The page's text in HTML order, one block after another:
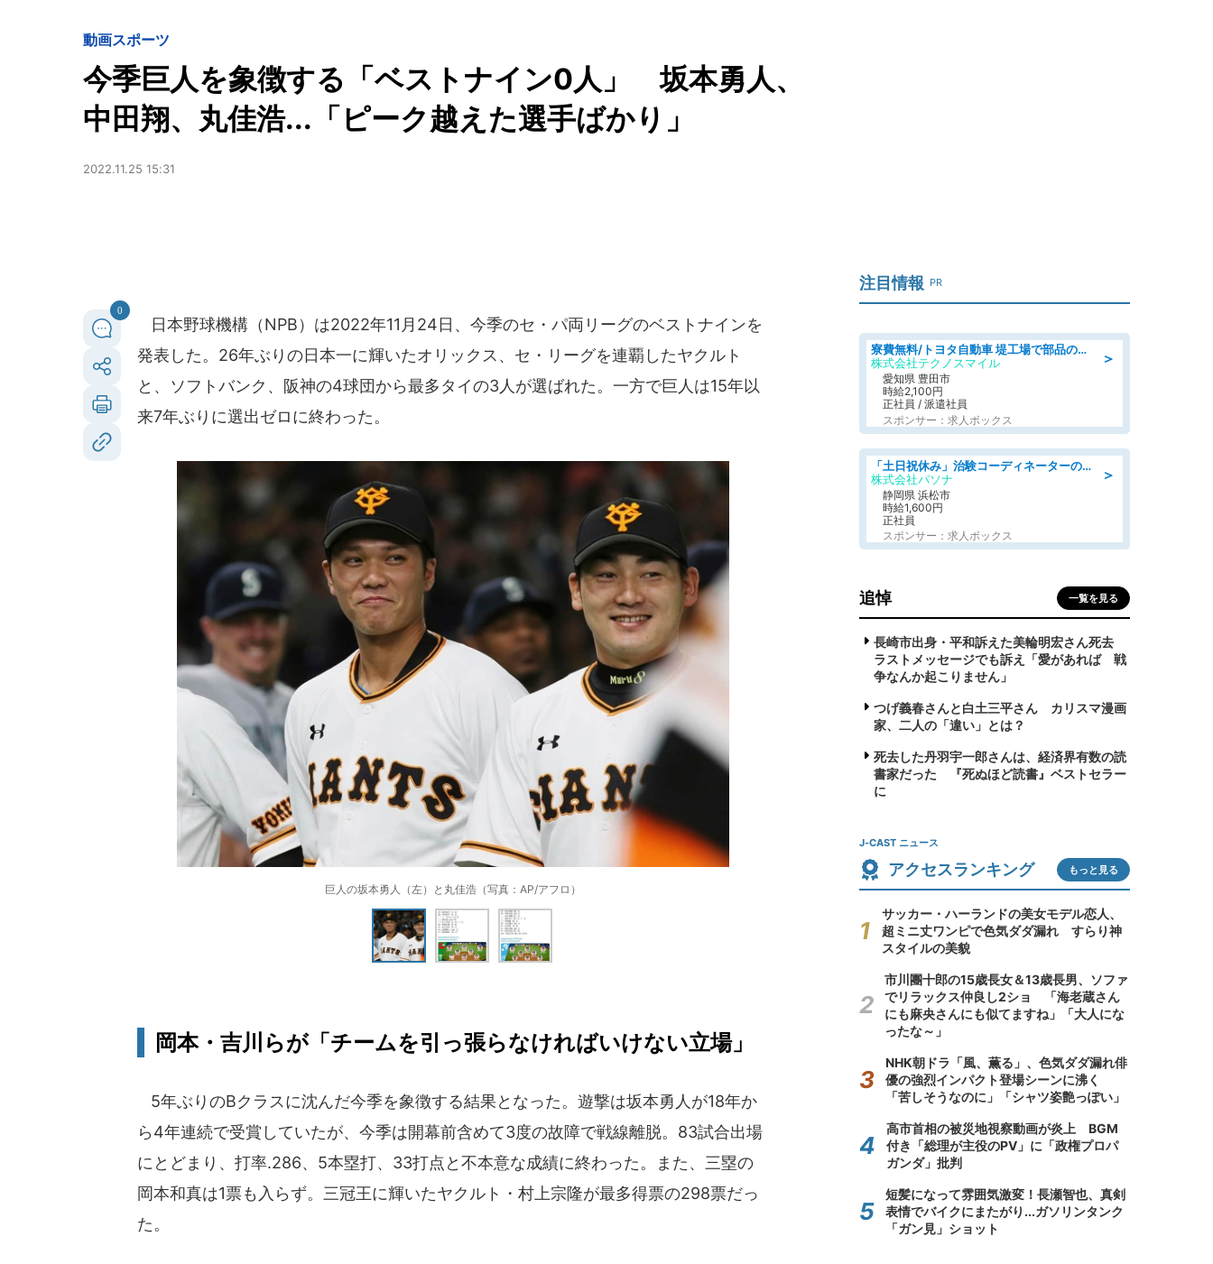
動画スポーツ
今季巨人を象徴する「ベストナイン0人」 坂本勇人、
中田翔、丸佳浩...「ピーク越えた選手ばかり」
2022.11.25 15:31
0
日本野球機構（NPB）は2022年11月24日、今季のセ・パ両リーグのベストナインを
発表した。26年ぶりの日本一に輝いたオリックス、セ・リーグを連覇したヤクルト
と、ソフトバンク、阪神の4球団から最多タイの3人が選ばれた。一方で巨人は15年以
来7年ぶりに選出ゼロに終わった。
巨人の坂本勇人（左）と丸佳浩（写真：AP/アフロ）
岡本・吉川らが「チームを引っ張らなければいけない立場」
5年ぶりのBクラスに沈んだ今季を象徴する結果となった。遊撃は坂本勇人が18年か
ら4年連続で受賞していたが、今季は開幕前含めて3度の故障で戦線離脱。83試合出場
にとどまり、打率.286、5本塁打、33打点と不本意な成績に終わった。また、三塁の
岡本和真は1票も入らず。三冠王に輝いたヤクルト・村上宗隆が最多得票の298票だっ
た。
注目情報 PR
＞
寮費無料/トヨタ自動車 堤工場で部品の組立製造/tutumi
株式会社テクノスマイル
愛知県 豊田市
時給2,100円
正社員 / 派遣社員
スポンサー：求人ボックス
＞
「土日祝休み」治験コーディネーターのお仕事/未経験OK
株式会社パソナ
静岡県 浜松市
時給1,600円
正社員
スポンサー：求人ボックス
追悼 一覧を見る
長崎市出身・平和訴えた美輪明宏さん死去
ラストメッセージでも訴え「愛があれば 戦
争なんか起こりません」
つげ義春さんと白土三平さん カリスマ漫画
家、二人の「違い」とは？
死去した丹羽宇一郎さんは、経済界有数の読
書家だった 『死ぬほど読書』ベストセラー
に
J-CAST ニュース
アクセスランキング もっと見る
サッカー・ハーランドの美女モデル恋人、
超ミニ丈ワンピで色気ダダ漏れ すらり神
スタイルの美貌
市川團十郎の15歳長女＆13歳長男、ソファ
でリラックス仲良し2ショ 「海老蔵さん
にも麻央さんにも似てますね」「大人にな
ったな～」
NHK朝ドラ「風、薫る」、色気ダダ漏れ俳
優の強烈インパクト登場シーンに沸く
「苦しそうなのに」「シャツ姿艶っぽい」
高市首相の被災地視察動画が炎上 BGM
付き「総理が主役のPV」に「政権プロパ
ガンダ」批判
短髪になって雰囲気激変！長瀬智也、真剣
表情でバイクにまたがり...ガソリンタンク
「ガン見」ショット